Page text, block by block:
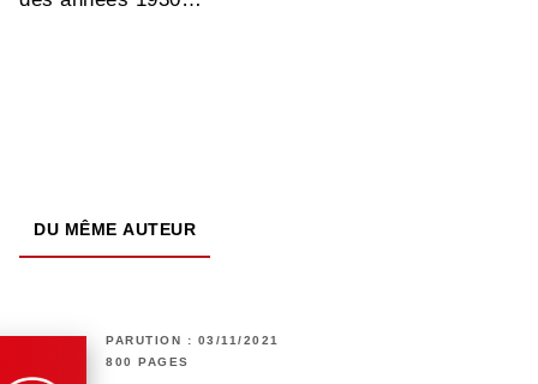
DU MÊME AUTEUR
PARUTION : 03/11/2021
800 PAGES